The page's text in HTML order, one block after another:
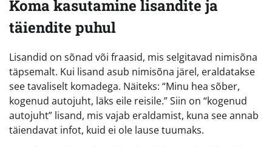
Koma kasutamine lisandite ja
täiendite puhul
Lisandid on sõnad või fraasid, mis selgitavad nimisõna
täpsemalt. Kui lisand asub nimisõna järel, eraldatakse
see tavaliselt komadega. Näiteks: “Minu hea sõber,
kogenud autojuht, läks eile reisile.” Siin on “kogenud
autojuht” lisand, mis vajab eraldamist, kuna see annab
täiendavat infot, kuid ei ole lause tuumaks.